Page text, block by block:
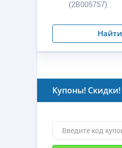
(2B005757)
Найти
Купоны! Скидки!